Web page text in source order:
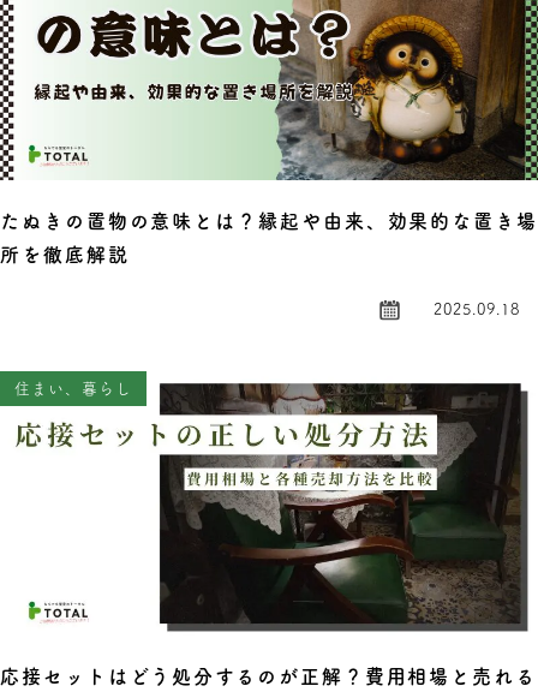
たぬきの置物の意味とは？縁起や由来、効果的な置き場
所を徹底解説
2025.09.18
住まい、暮らし
応接セットはどう処分するのが正解？費用相場と売れる